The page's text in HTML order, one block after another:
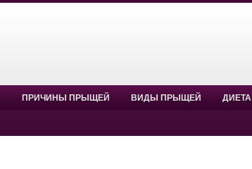
ПРИЧИНЫ ПРЫЩЕЙ ВИДЫ ПРЫЩЕЙ ДИЕТА